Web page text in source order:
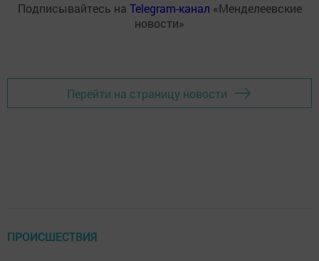
Подписывайтесь на Telegram-канал «Менделеевские
новости»
Перейти на страницу новости
ПРОИСШЕСТВИЯ